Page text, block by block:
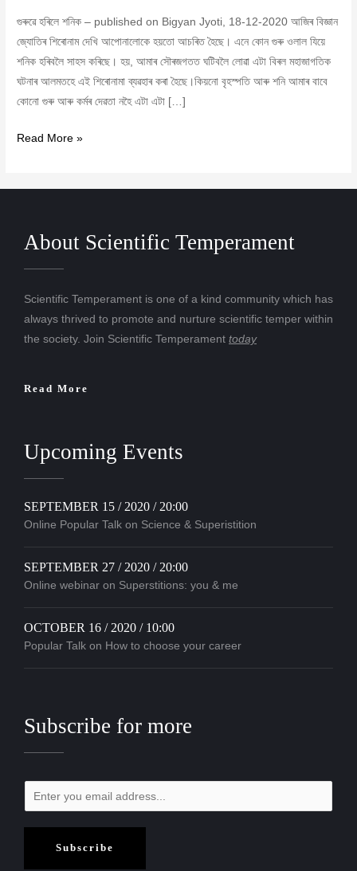
গুৰুৱে হৰিলে শনিক – published on Bigyan Jyoti, 18-12-2020 আজিৰ বিজ্ঞান
জ্যোতিৰ শিৰোনাম দেখি আপোনালোকে হয়তো আচৰিত হৈছে। এনে কোন গুৰু ওলাল যিয়ে
শনিক হৰিবলৈ সাহস কৰিছে। হয়, আমাৰ সৌৰজগতত ঘটিবলৈ লোৱা এটা বিৰল মহাজাগতিক
ঘটনাৰ আলমতহে এই শিৰোনামা ব্যৱহাৰ কৰা হৈছে।কিয়নো বৃহস্পতি আৰু শনি আমাৰ বাবে
কোনো গুৰু আৰু কৰ্মৰ দেৱতা নহৈ এটা এটা […]
Read More »
About Scientific Temperament
Scientific Temperament is one of a kind community which has
always thrived to promote and nurture scientific temper within
the society. Join Scientific Temperament today
Read More
Upcoming Events
SEPTEMBER 15 / 2020 / 20:00
Online Popular Talk on Science & Superistition
SEPTEMBER 27 / 2020 / 20:00
Online webinar on Superstitions: you & me
OCTOBER 16 / 2020 / 10:00
Popular Talk on How to choose your career
Subscribe for more
Subscribe